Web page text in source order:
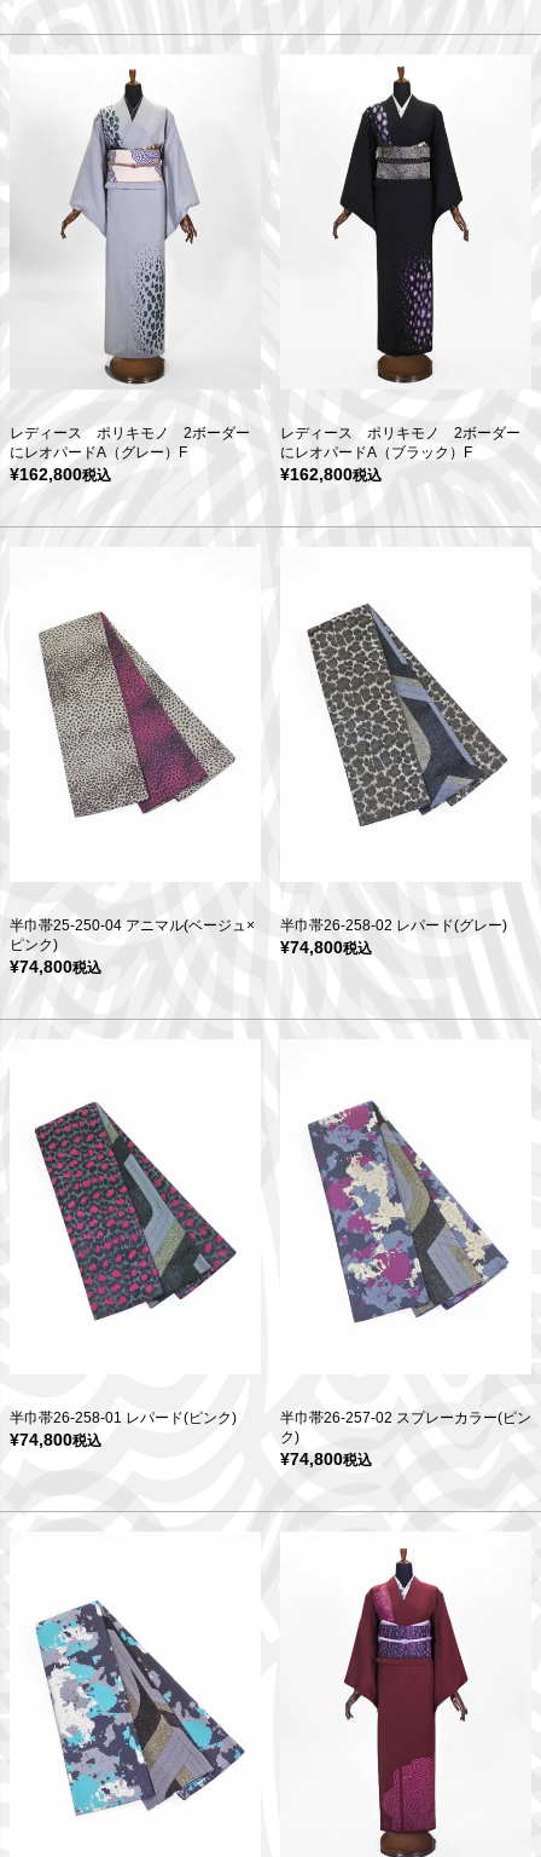
レディース ポリキモノ 2ボーダー
にレオパードA（グレー）F
¥162,800税込
レディース ポリキモノ 2ボーダー
にレオパードA（ブラック）F
¥162,800税込
半巾帯25-250-04 アニマル(ベージュ×
ピンク)
¥74,800税込
半巾帯26-258-02 レパード(グレー)
¥74,800税込
半巾帯26-258-01 レパード(ピンク)
¥74,800税込
半巾帯26-257-02 スプレーカラー(ピン
ク)
¥74,800税込